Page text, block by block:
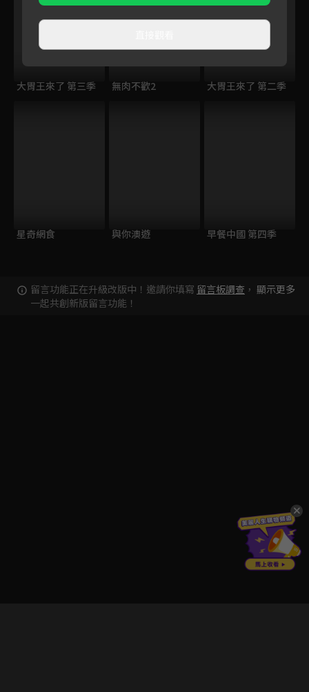
大胃王來了 第三季 無肉不歡2 大胃王來了 第二季
星奇網食 與你澳遊 早餐中國 第四季
留言功能正在升級改版中！邀請你填寫 留言板調查 ，
一起共創新版留言功能！
顯示更多